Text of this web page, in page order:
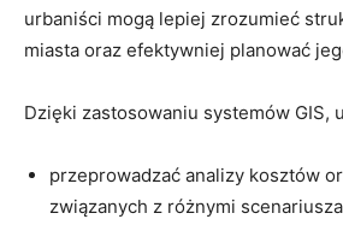
⁣urbaniści mogą lepiej zrozumieć
miasta ⁢oraz efektywniej planować
Dzięki ‍zastosowaniu systemów GIS,
przeprowadzać analizy kosztów
związanych z różnymi